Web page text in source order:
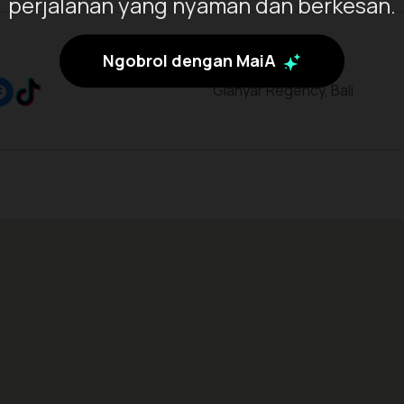
Ngobrol dengan MaiA
Gianyar Regency, Bali